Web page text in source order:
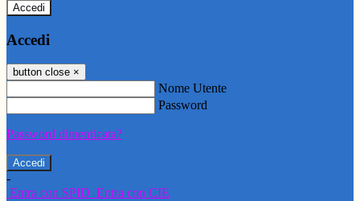
Accedi
Accedi
button close ×
Nome Utente
Password
Password dimenticata?
-
Entra con SPID Entra con CIE